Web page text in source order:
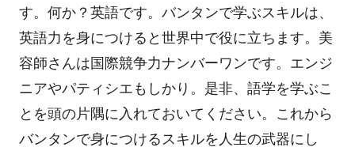
す。何か？英語です。バンタンで学ぶスキルは、
英語力を身につけると世界中で役に立ちます。美
容師さんは国際競争力ナンバーワンです。エンジ
ニアやパティシエもしかり。是非、語学を学ぶこ
とを頭の片隅に入れておいてください。これから
バンタンで身につけるスキルを人生の武器にし